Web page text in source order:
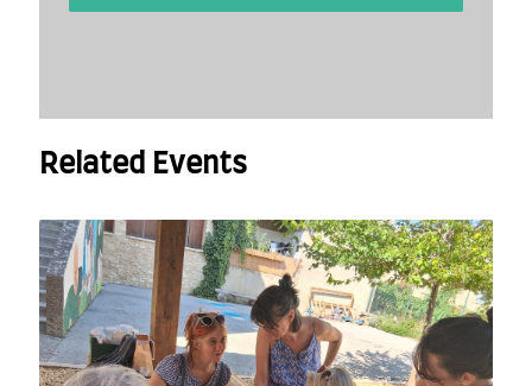
Related Events